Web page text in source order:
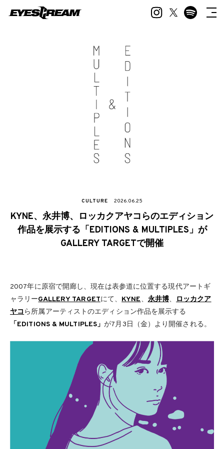
CULTURE 2026.06.25
KYNE、永井博、ロッカクアヤコらのエディション
作品を展示する「EDITIONS & MULTIPLES」が
GALLERY TARGETで開催
2007年に原宿で開廊し、現在は表参道に位置する現代アートギ
ャラリーGALLERY TARGETにて、 KYNE、 永井博、
ロッカクア
ヤコ ら所属アーティストのエディション作品を展示する
「EDITIONS & MULTIPLES」が7月3日（金）より開催される。